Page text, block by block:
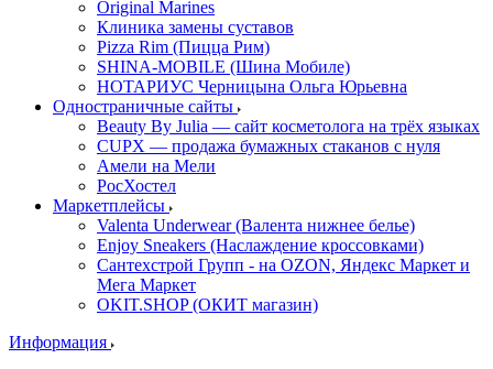
Original Marines
Клиника замены суставов
Pizza Rim (Пицца Рим)
SHINA-MOBILE (Шина Мобиле)
НОТАРИУС Черницына Ольга Юрьевна
Одностраничные сайты
Beauty By Julia — сайт косметолога на трёх языках
CUPX — продажа бумажных стаканов с нуля
Амели на Мели
РосХостел
Маркетплейсы
Valenta Underwear (Валента нижнее белье)
Enjoy Sneakers (Наслаждение кроссовками)
Сантехcтрой Групп - на OZON, Яндекс Маркет и
Мега Маркет
OKIT.SHOP (ОКИТ магазин)
Информация